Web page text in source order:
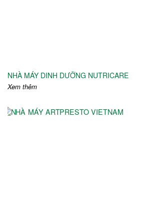
NHÀ MÁY DINH DƯỠNG NUTRICARE
Xem thêm